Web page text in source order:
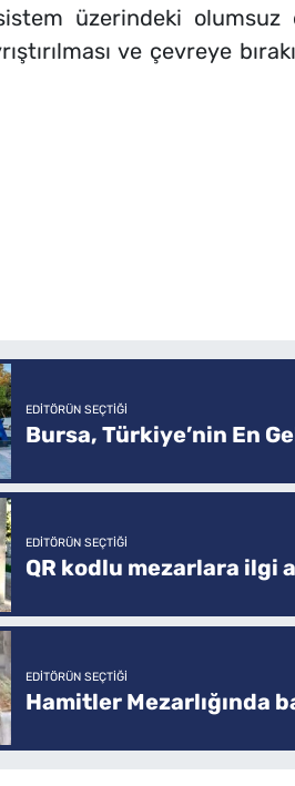
üzerindeki olumsuz
ve çevreye
EDITÖRÜN SEÇTIĞI
Bursa, Türkiye’nin En
EDITÖRÜN SEÇTIĞI
QR kodlu mezarlara ilgi
EDITÖRÜN SEÇTIĞI
Hamitler Mezarlığında